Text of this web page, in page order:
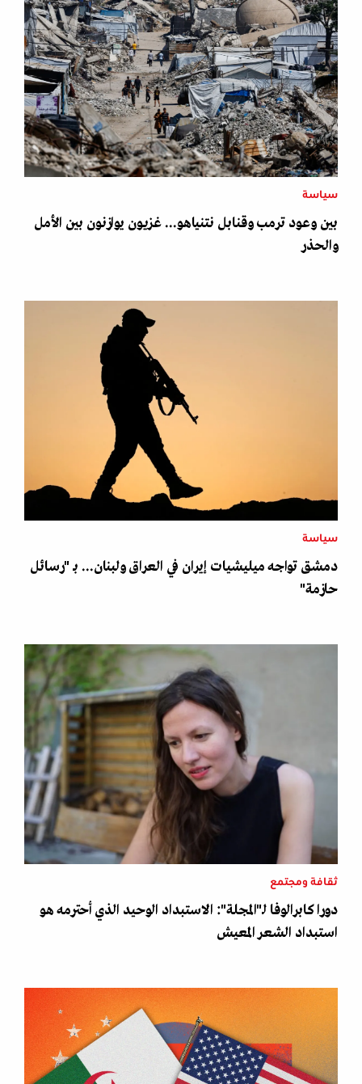
سياسة
بين وعود ترمب وقنابل نتنياهو... غزيون يوازنون بين الأمل
والحذر
سياسة
دمشق تواجه ميليشيات إيران في العراق ولبنان... بـ "رسائل
حازمة"
ثقافة ومجتمع
دورا كابرالوفا لـ"المجلة": الاستبداد الوحيد الذي أحترمه هو
استبداد الشعر المعيش